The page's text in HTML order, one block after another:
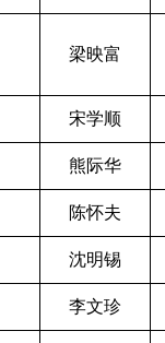
梁映富
宋学顺
熊际华
陈怀夫
沈明锡
李文珍